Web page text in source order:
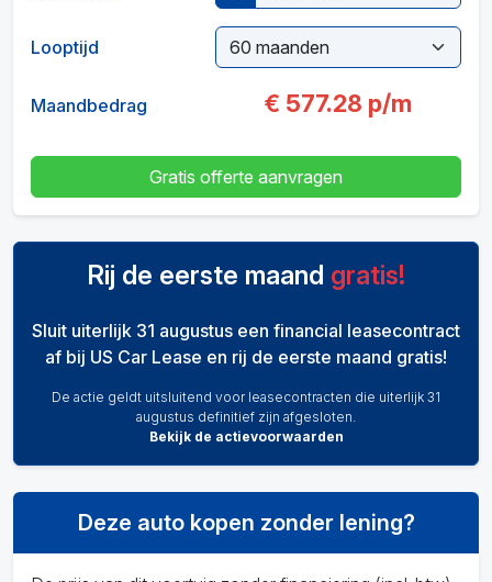
Looptijd
Maandbedrag € 577.28 p/m
Gratis offerte aanvragen
Rij de eerste maand gratis!
Sluit uiterlijk 31 augustus een financial leasecontract
af bij US Car Lease en rij de eerste maand gratis!
De actie geldt uitsluitend voor leasecontracten die uiterlijk 31
augustus definitief zijn afgesloten.
Bekijk de actievoorwaarden
Deze auto kopen zonder lening?